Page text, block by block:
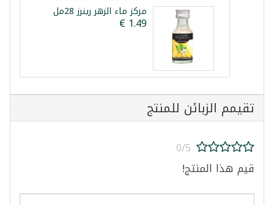
مركز ماء الزهر رينرز 28مل
تقيمم الزبائن للمنتج
0/5
قيم هذا المنتج!